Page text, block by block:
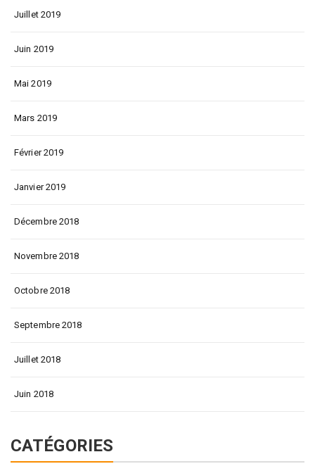
Juillet 2019
Juin 2019
Mai 2019
Mars 2019
Février 2019
Janvier 2019
Décembre 2018
Novembre 2018
Octobre 2018
Septembre 2018
Juillet 2018
Juin 2018
CATÉGORIES